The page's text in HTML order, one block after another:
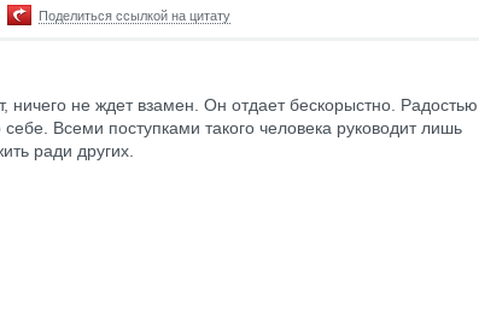
Поделиться ссылкой на цитату
ничего не ждет взамен. Он отдает бескорыстно. Радостью
Всеми поступками такого человека руководит лишь
ради других.